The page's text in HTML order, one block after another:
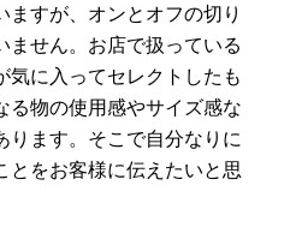
ますが、オンとオフの切り
ません。お店で扱っている
気に入ってセレクトしたも
る物の使用感やサイズ感な
ります。そこで自分なりに
とをお客様に伝えたいと思